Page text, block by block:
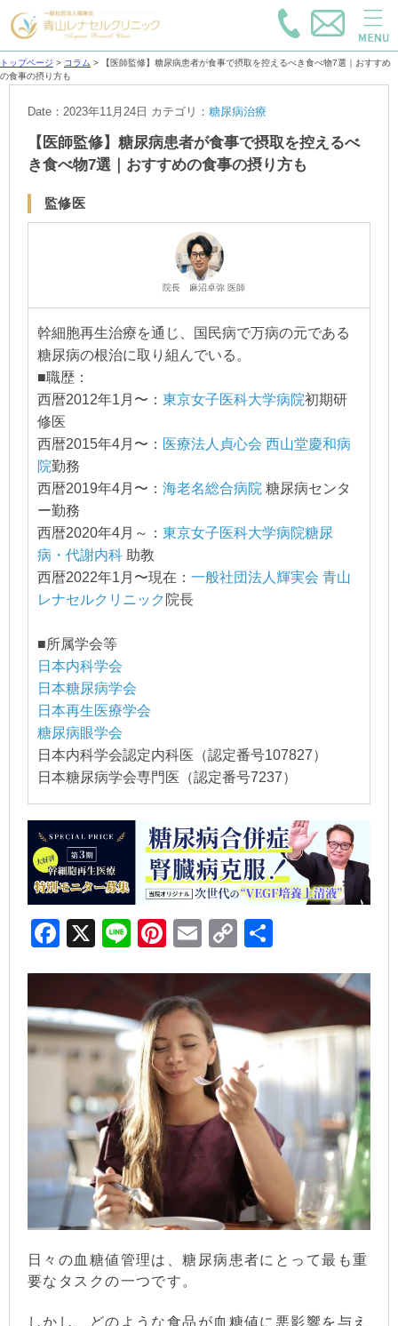
トップページ > コラム >
【医師監修】糖尿病患者が食事で摂取を控えるべき食べ物7選｜おすすめ
の食事の摂り方も
Date：2023年11月24日 カテゴリ： 糖尿病治療
【医師監修】糖尿病患者が食事で摂取を控えるべ
き食べ物7選｜おすすめの食事の摂り方も
監修医
院長 麻沼卓弥 医師
幹細胞再生治療を通じ、国民病で万病の元である
糖尿病の根治に取り組んでいる。
■職歴：
西暦2012年1月〜： 東京女子医科大学病院初期研
修医
西暦2015年4月〜： 医療法人貞心会 西山堂慶和病
院勤務
西暦2019年4月〜： 海老名総合病院 糖尿病センタ
ー勤務
西暦2020年4月～： 東京女子医科大学病院糖尿
病・代謝内科 助教
西暦2022年1月〜現在： 一般社団法人輝実会 青山
レナセルクリニック 院長
■所属学会等
日本内科学会
日本糖尿病学会
日本再生医療学会
糖尿病眼学会
日本内科学会認定内科医（認定番号107827）
日本糖尿病学会専門医（認定番号7237）
F
e
b
o
k
X
Li
e
Pi
er
e
st
E
ai
l
C
y
Li
n
k
日々の血糖値管理は、糖尿病患者にとって最も重
要なタスクの一つです。
しかし、どのような食品が血糖値に悪影響を与え